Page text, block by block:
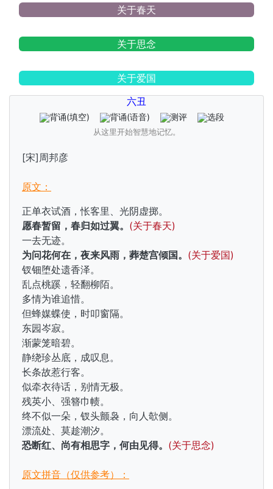
关于春天
关于思念
关于爱国
六丑
背诵(填空) 背诵(语音) 测评 选段
从这里开始智慧地记忆。
[宋]周邦彦
原文：
正单衣试酒，怅客里、光阴虚掷。
愿春暂留，春归如过翼。 (关于春天)
一去无迹。
为问花何在，夜来风雨，葬楚宫倾国。 (关于爱国)
钗钿堕处遗香泽。
乱点桃蹊，轻翻柳陌。
多情为谁追惜。
但蜂媒蝶使，时叩窗隔。
东园岑寂。
渐蒙笼暗碧。
静绕珍丛底，成叹息。
长条故惹行客。
似牵衣待话，别情无极。
残英小、强簪巾帻。
终不似一朵，钗头颤袅，向人欹侧。
漂流处、莫趁潮汐。
恐断红、尚有相思字，何由见得。 (关于思念)
原文拼音（仅供参考）：